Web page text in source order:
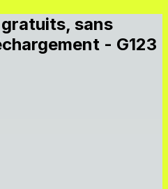
sans
- G123